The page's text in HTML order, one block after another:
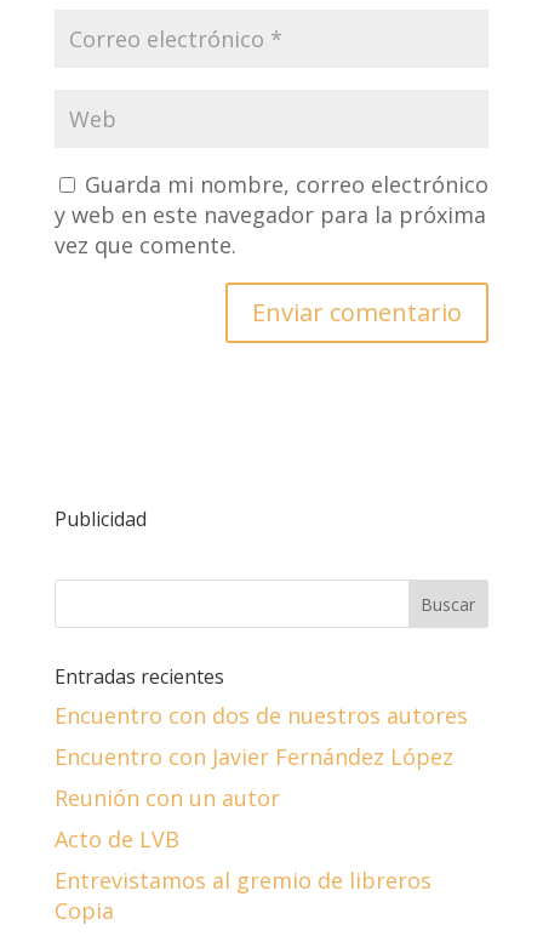
Guarda mi nombre, correo electrónico
y web en este navegador para la próxima
vez que comente.
Publicidad
Entradas recientes
Encuentro con dos de nuestros autores
Encuentro con Javier Fernández López
Reunión con un autor
Acto de LVB
Entrevistamos al gremio de libreros
Copia